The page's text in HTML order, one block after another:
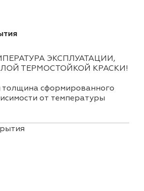
ЭКСПЛУАТАЦИИ,
ТЕРМОСТОЙКОЙ КРАСКИ!
толщина сформированного
от температуры